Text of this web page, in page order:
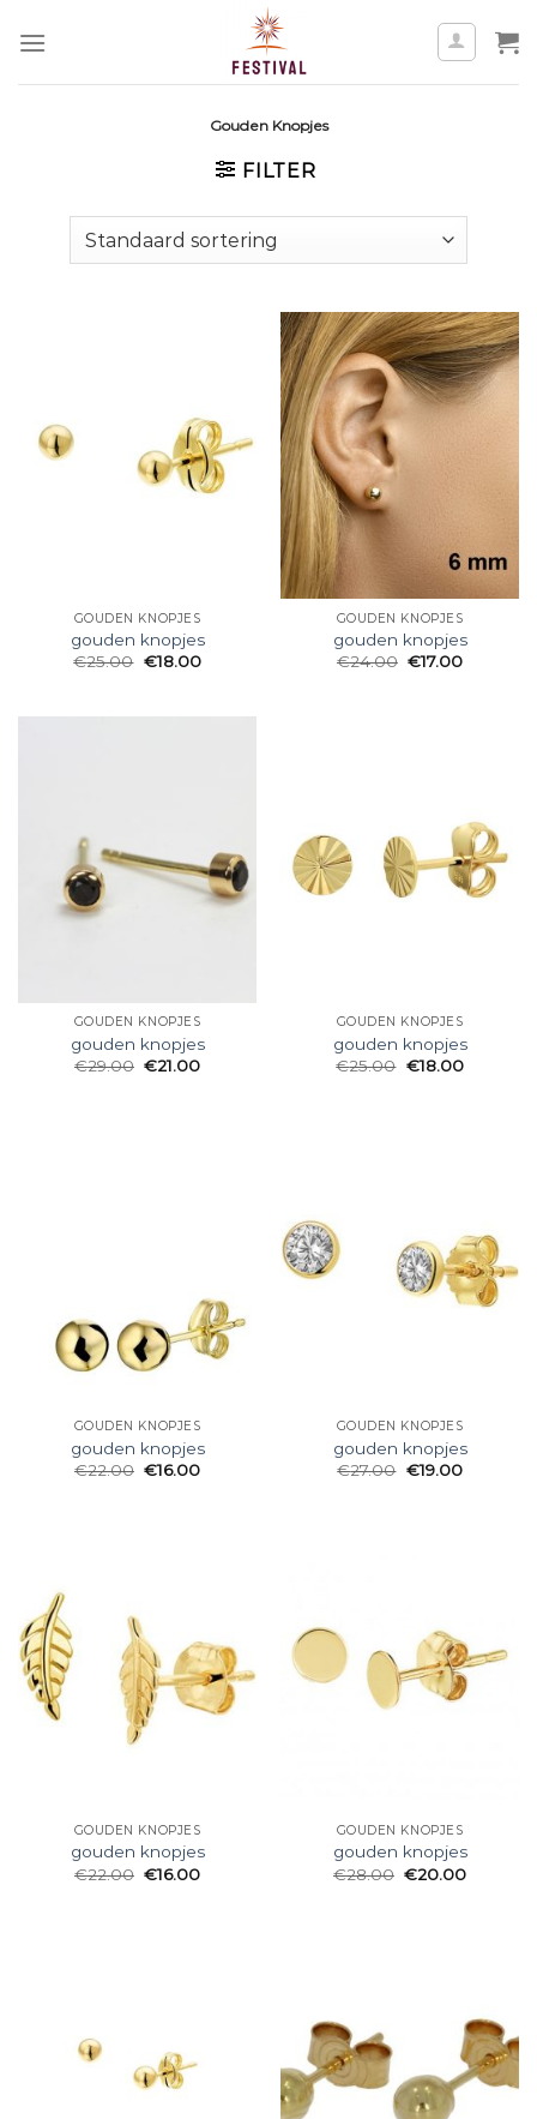
Gouden Knopjes
FILTER
GOUDEN KNOPJES
gouden knopjes
€25.00 €18.00
GOUDEN KNOPJES
gouden knopjes
€24.00 €17.00
GOUDEN KNOPJES
gouden knopjes
€29.00 €21.00
GOUDEN KNOPJES
gouden knopjes
€25.00 €18.00
GOUDEN KNOPJES
gouden knopjes
€22.00 €16.00
GOUDEN KNOPJES
gouden knopjes
€27.00 €19.00
GOUDEN KNOPJES
gouden knopjes
€22.00 €16.00
GOUDEN KNOPJES
gouden knopjes
€28.00 €20.00